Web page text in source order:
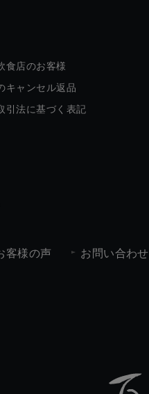
食店のお客様
キャンセル返品
引法に基づく表記
客様の声 お問い合わせ